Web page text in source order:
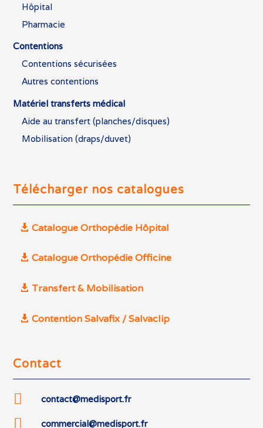
Hôpital
Pharmacie
Contentions
Contentions sécurisées
Autres contentions
Matériel transferts médical
Aide au transfert (planches/disques)
Mobilisation (draps/duvet)
Télécharger nos catalogues
Catalogue Orthopédie Hôpital
Catalogue Orthopédie Officine
Transfert & Mobilisation
Contention Salvafix / Salvaclip
Contact
 contact@medisport.fr
 commercial@medisport.fr